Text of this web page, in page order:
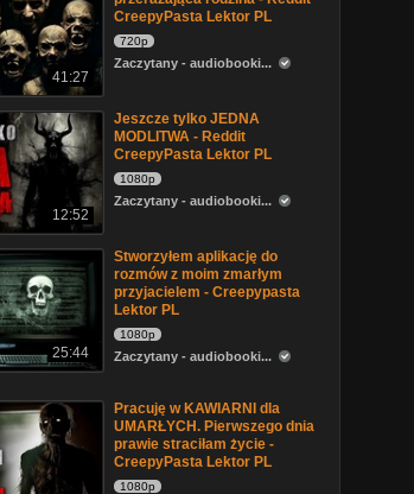
41:27
CreepyPasta Lektor PL
720p
Zaczytany - audiobooki...
12:52
Jeszcze tylko JEDNA
MODLITWA - Reddit
CreepyPasta Lektor PL
1080p
Zaczytany - audiobooki...
25:44
Stworzyłem aplikację do
rozmów z moim zmarłym
przyjacielem - Creepypasta
Lektor PL
1080p
Zaczytany - audiobooki...
Pracuję w KAWIARNI dla
UMARŁYCH. Pierwszego dnia
prawie straciłam życie -
CreepyPasta Lektor PL
1080p